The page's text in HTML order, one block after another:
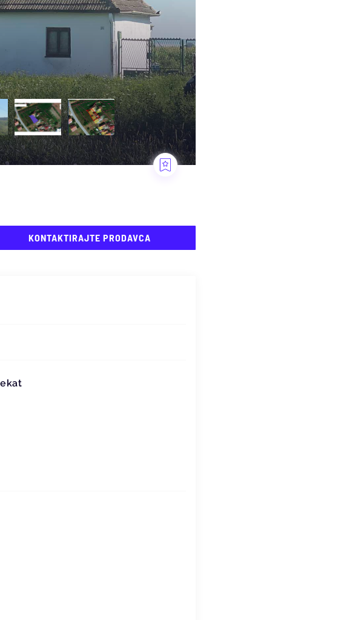
KONTAKTIRAJTE PRODAVCA